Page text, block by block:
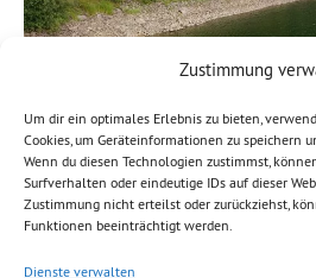
Zustimmung
Um dir ein optimales Erlebnis zu bieten,
Cookies, um Geräteinformationen zu speichern
Wenn du diesen Technologien zustimmst,
Surfverhalten oder eindeutige IDs auf dieser
Zustimmung nicht erteilst oder zurückziehst,
Funktionen beeinträchtigt werden.
Dienste verwalten
Der Sächsische Landtag hat in
den Antrag „Grundsatzkonzeption
der Koalitionsfraktionen CDU,
und SPD beschlossen. Der Antrag